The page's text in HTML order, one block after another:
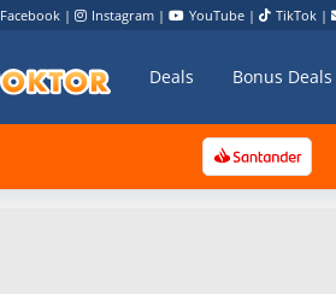
Facebook | Instagram | YouTube | TikTok |
Deals Bonus Deals